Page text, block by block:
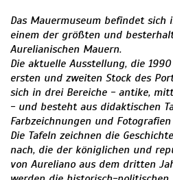
Das Mauermuseum befindet sich
einem der größten und
Aurelianischen Mauern.
Die aktuelle Ausstellung, die
ersten und zweiten Stock des
sich in drei Bereiche - antike,
- und besteht aus didaktischen
Farbzeichnungen und
Die Tafeln zeichnen die
nach, die der königlichen und
von Aureliano aus dem dritten